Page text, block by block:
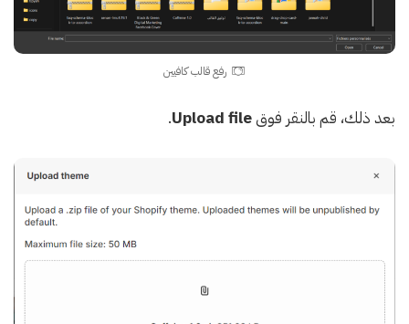
رفع قالب كافيين
بعد ذلك، قم بالنقر فوقUpload file
.